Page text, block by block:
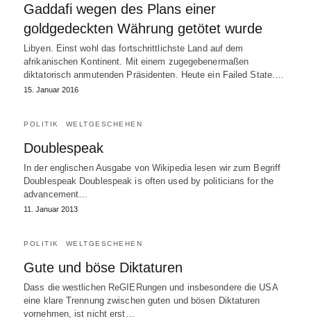
Gaddafi wegen des Plans einer
goldgedeckten Währung getötet wurde
Libyen. Einst wohl das fortschrittlichste Land auf dem
afrikanischen Kontinent. Mit einem zugegebenermaßen
diktatorisch anmutenden Präsidenten. Heute ein Failed State.…
15. Januar 2016
POLITIK WELTGESCHEHEN
Doublespeak
In der englischen Ausgabe von Wikipedia lesen wir zum Begriff
Doublespeak Doublespeak is often used by politicians for the
advancement…
11. Januar 2013
POLITIK WELTGESCHEHEN
Gute und böse Diktaturen
Dass die westlichen ReGIERungen und insbesondere die USA
eine klare Trennung zwischen guten und bösen Diktaturen
vornehmen, ist nicht erst…